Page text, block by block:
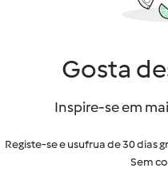
Gosta
Inspire-se em
Registe-se e usufrua de 30 dias
Sem